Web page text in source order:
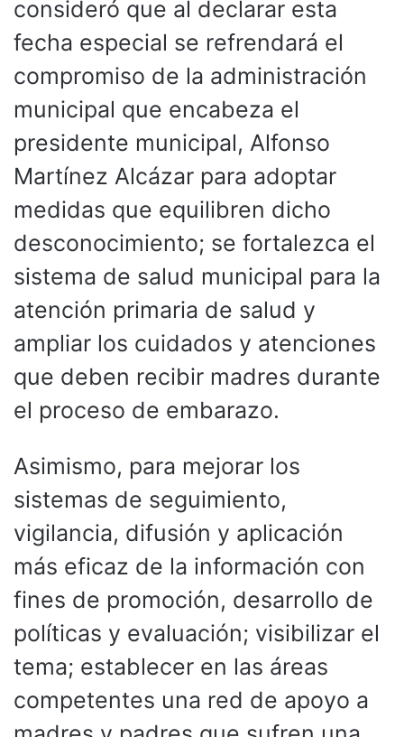
consideró que al declarar esta
fecha especial se refrendará el
compromiso de la administración
municipal que encabeza el
presidente municipal, Alfonso
Martínez Alcázar para adoptar
medidas que equilibren dicho
desconocimiento; se fortalezca el
sistema de salud municipal para la
atención primaria de salud y
ampliar los cuidados y atenciones
que deben recibir madres durante
el proceso de embarazo.
Asimismo, para mejorar los
sistemas de seguimiento,
vigilancia, difusión y aplicación
más eficaz de la información con
fines de promoción, desarrollo de
políticas y evaluación; visibilizar el
tema; establecer en las áreas
competentes una red de apoyo a